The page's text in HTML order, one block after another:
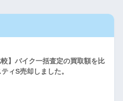
較】バイク一括査定の買取額を比
ィS売却しました。